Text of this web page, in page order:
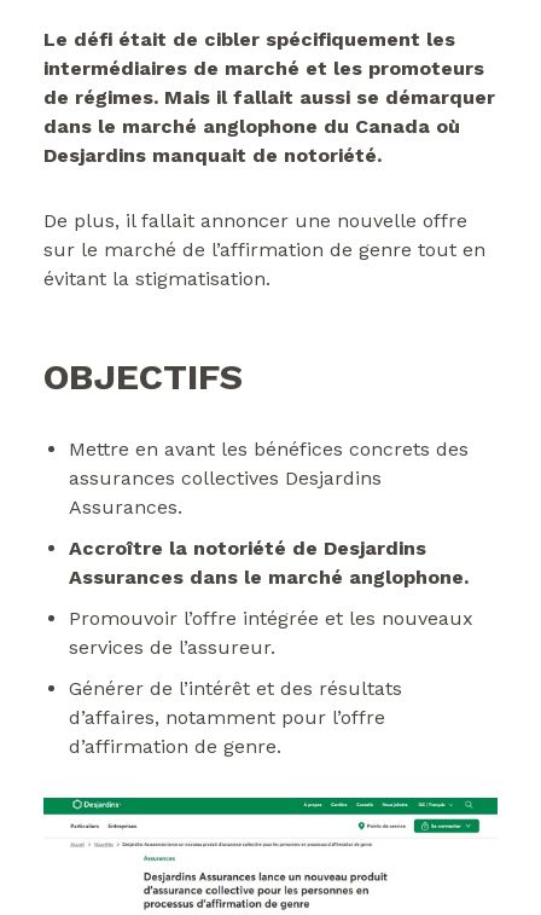
Le défi était de cibler spécifiquement les
intermédiaires de marché et les promoteurs
de régimes. Mais il fallait aussi se démarquer
dans le marché anglophone du Canada où
Desjardins manquait de notoriété.
De plus, il fallait annoncer une nouvelle offre
sur le marché de l’affirmation de genre tout en
évitant la stigmatisation.
OBJECTIFS
Mettre en avant les bénéfices concrets des
assurances collectives Desjardins
Assurances.
Accroître la notoriété de Desjardins
Assurances dans le marché anglophone.
Promouvoir l’offre intégrée et les nouveaux
services de l’assureur.
Générer de l’intérêt et des résultats
d’affaires, notamment pour l’offre
d’affirmation de genre.